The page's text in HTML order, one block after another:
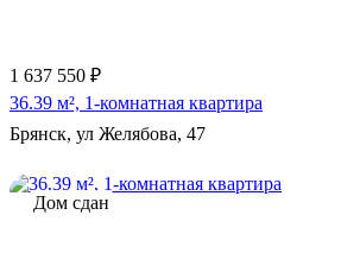
1 637 550 ₽
36.39 м², 1-комнатная квартира
Брянск, ул Желябова, 47
Дом сдан